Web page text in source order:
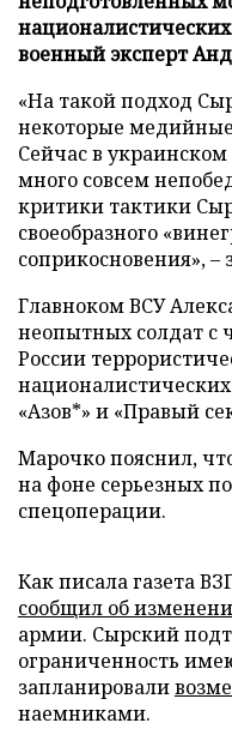
националистических
военный эксперт
«На такой подход
некоторые
Сейчас в
много совсем
критики тактики
своеобразного
соприкосновения», –
Главноком ВСУ
неопытных солдат с
России
«Азов*» и «Правый
Марочко пояснил,
на фоне серьезных
спецоперации.
Как писала газета
сообщил об
армии. Сырский
ограниченность
запланировали
наемниками.